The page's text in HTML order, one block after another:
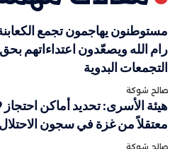
مستوطنون يهاجمون تجمع
رام الله ويصعّدون اعتداءاتهم بحق
التجمعات البدوية
صالح شوكة
معتقلاً من غزة في سجون الاحتلال
صالح شوكة